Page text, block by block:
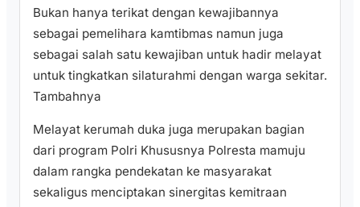
Bukan hanya terikat dengan kewajibannya
sebagai pemelihara kamtibmas namun juga
sebagai salah satu kewajiban untuk hadir melayat
untuk tingkatkan silaturahmi dengan warga sekitar.
Tambahnya
Melayat kerumah duka juga merupakan bagian
dari program Polri Khususnya Polresta mamuju
dalam rangka pendekatan ke masyarakat
sekaligus menciptakan sinergitas kemitraan